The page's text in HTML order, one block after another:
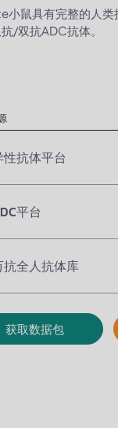
小鼠具有完整的人
/双抗ADC抗体。
抗体平台
平台
抗全人抗体库
获取数据包